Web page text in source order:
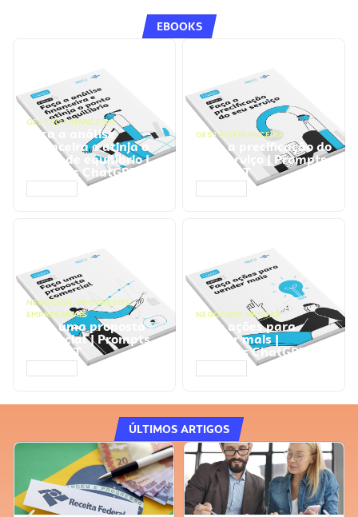
EBOOKS
GESTÃO FINANCEIRA
Faça a análise
financeira e atinja o
ponto de equilíbrio |
Prompts ChatGPT
GESTÃO FINANCEIRA
Faça a precificação do
seu serviço | Prompts
ChatGPT
NEGÓCIOS, PROCESSOS
EMPRESARIAIS
Faça uma proposta
comercial | Prompts
ChatGPT
NEGÓCIOS, VENDAS
Faça ações para
vender mais |
Prompts ChatGPT
ÚLTIMOS ARTIGOS